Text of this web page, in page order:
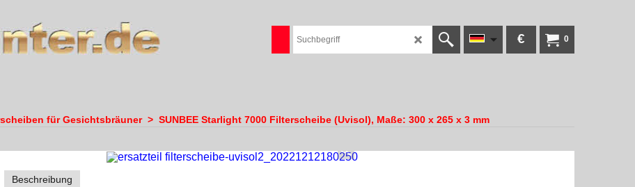
Megasun & Ergoline
0
€
für Gesichtsbräuner> SUNBEE Starlight 7000 Filterscheibe (Uvisol), Maße: 300 x 265 x 3 mm
Beschreibung